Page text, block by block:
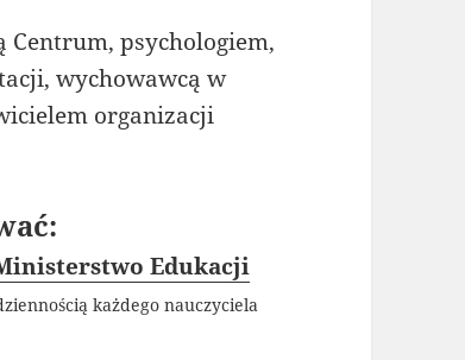
psychologiem,
wychowawcą w
organizacji
Edukacji
każdego nauczyciela